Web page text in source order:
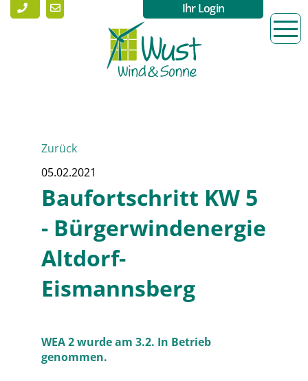
Ihr Login
Zurück
05.02.2021
Baufortschritt KW 5
- Bürgerwindenergie
Altdorf-
Eismannsberg
WEA 2 wurde am 3.2. In Betrieb
genommen.